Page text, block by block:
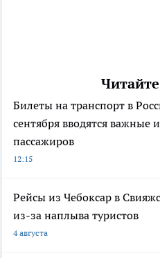
Билеты на транспорт в
сентября вводятся
пассажиров
12:15
Рейсы из Чебоксар в
из-за наплыва туристов
4 августа